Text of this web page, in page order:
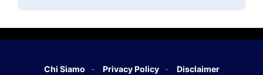
Chi Siamo Privacy Policy Disclaimer